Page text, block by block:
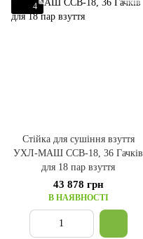
4
Стійка для сушіння взуття
УХЛ-МАШ ССВ-18, 36 Гачків
для 18 пар взуття
43 878 грн
В НАЯВНОСТІ